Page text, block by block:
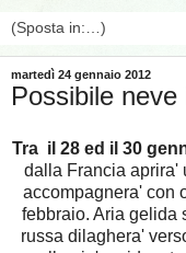
martedì 24 gennaio 2012
Possibile neve
Tra il 28 ed il 30
dalla Francia aprira'
accompagnera' con
febbraio. Aria gelida
russa dilaghera'